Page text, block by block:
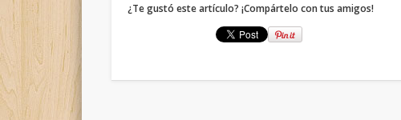
¿Te gustó este artículo? ¡Compártelo con tus amigos!